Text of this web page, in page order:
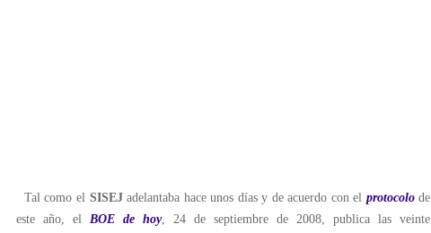
Tal como el SISEJadelantaba hace unos días y de acuerdo con el protocolode
este año, el BOE de hoy, 24 de septiembre de 2008, publica las veinte